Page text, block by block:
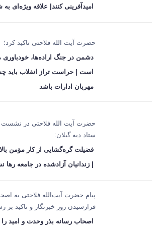
امیدآفرینی کنند| علاقه ویژه‌ای به
حضرت آیت الله فلاحتی تاکید کرد؛
دشمن در جنگ اراده‌ها،
است | حراست تراز انقلاب باید
مهربان ادارات باشد
حضرت آیت الله فلاحتی در نشست
ستاد دیه گیلان:
فضیلت گره‌گشایی از کار مؤمن
| زندانیان آزادشده در جامعه رها
پیام حضرت آیت‌الله فلاحتی به
فرارسیدن روز خبرنگار و تاکید بر
اصحاب رسانه بذر وحدت و امید را